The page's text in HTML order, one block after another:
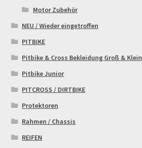
Motor Zubehör
NEU / Wieder eingetroffen
PITBIKE
Pitbike & Cross Bekleidung Groß & Klein
Pitbike Junior
PITCROSS / DIRTBIKE
Protektoren
Rahmen / Chassis
REIFEN